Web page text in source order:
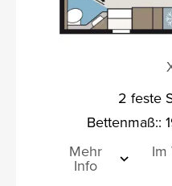
2 feste
Bettenmaß::
Mehr
Info
Im